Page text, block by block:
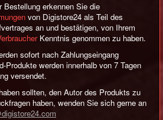
Bestellung erkennen Sie die
von Digistore24 als Teil des
an und bestätigen, von Ihrem
Kenntnis genommen zu haben.
sofort nach Zahlungseingang
Produkte werden innerhalb von 7 Tagen
versendet.
sollten, den Autor des Produkts zu
haben, wenden Sie sich gerne an